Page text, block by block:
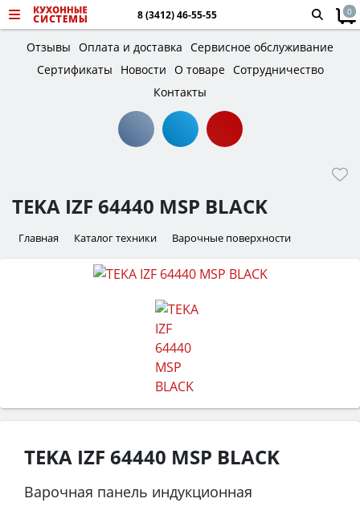
8 (3412) 46-55-55 0
Отзывы Оплата и доставка Сервисное обслуживание
Сертификаты
Новости О товаре Сотрудничество
Контакты
TEKA IZF 64440 MSP BLACK
Главная Каталог техники Варочные поверхности
TEKA IZF 64440 MSP BLACK
Варочная панель индукционная